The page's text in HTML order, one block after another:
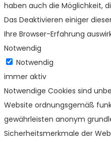
haben auch die Möglichkeit,
Das Deaktivieren einiger
Ihre Browser-Erfahrung
Notwendig
Notwendig
immer aktiv
Notwendige Cookies sind
Website ordnungsgemäß
gewährleisten anonym
Sicherheitsmerkmale der